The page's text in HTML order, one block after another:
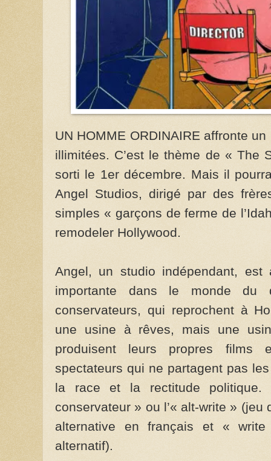
UN HOMME ORDINAIRE affronte
illimitées. C’est le thème de « The
sorti le 1er décembre. Mais il
Angel Studios, dirigé par des
simples « garçons de ferme de
remodeler Hollywood.
Angel, un studio indépendant, est
importante dans le monde du
conservateurs, qui reprochent à
une usine à rêves, mais une
produisent leurs propres films
spectateurs qui ne partagent pas
la race et la rectitude politique.
conservateur » ou l’« alt-write »
alternative en français et «
alternatif).